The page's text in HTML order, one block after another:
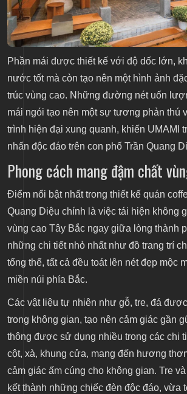
Phần mái được thiết kế với độ dốc lớn,
nước tốt mà còn tạo nên một hình ảnh
trúc vùng cao. Những đường nét uốn
mái ngói tạo nên một sự tương phản thú
trình hiện đại xung quanh, khiến UMAMI
nhấn độc đáo trên con phố Trần Quang
Phong cách mang đậm chất
Điểm nổi bật nhất trong thiết kế quán
Quang Diệu chính là việc tái hiện không
vùng cao Tây Bắc ngay giữa lòng thành
những chi tiết nhỏ nhất như đồ trang trí
tổng thể, tất cả đều toát lên nét đẹp mộc
miền núi phía Bắc.
Các vật liệu tự nhiên như gỗ, tre, đá
trong không gian, tạo nên cảm giác gần
thông được sử dụng nhiều trong các chi
cột, xà, khung cửa, mang đến hương
cảm giác ấm cúng cho không gian. Tre
kết thành những chiếc đèn độc đáo, vừa